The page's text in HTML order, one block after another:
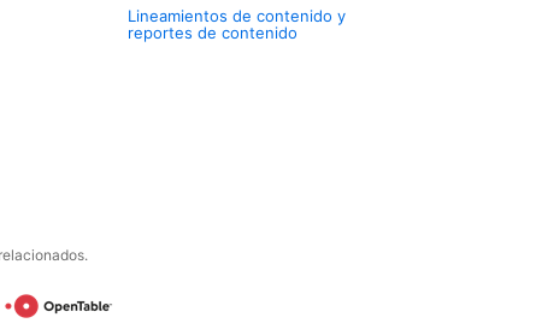
Lineamientos de contenido y
reportes de contenido